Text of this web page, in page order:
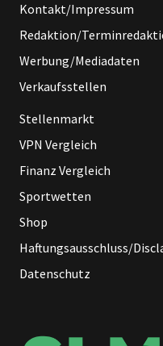
Kontakt/Impressum
Redaktion/
Werbung/Mediadaten
Verkaufsstellen
Stellenmarkt
VPN Vergleich
Finanz Vergleich
Sportwetten
Shop
Haftungsausschluss/
Datenschutz